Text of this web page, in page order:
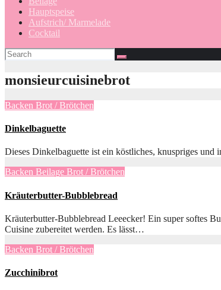
Hauptspeise
Aufstrich/ Marmelade
Cocktail
monsieurcuisinebrot
Backen Brot / Brötchen
Dinkelbaguette
Dieses Dinkelbaguette ist ein köstliches, knuspriges und
Backen Beilage Brot / Brötchen
Kräuterbutter-Bubblebread
Kräuterbutter-Bubblebread Leeecker! Ein super softes
Cuisine zubereitet werden. Es lässt…
Backen Brot / Brötchen
Zucchinibrot